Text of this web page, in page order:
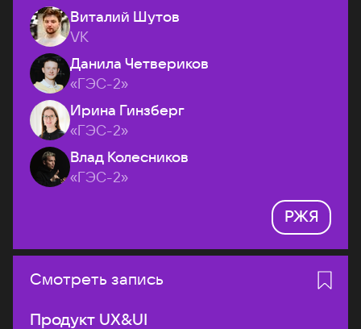
Виталий Шутов
VK
Данила Четвериков
«ГЭС-2»
Ирина Гинзберг
«ГЭС-2»
Влад Колесников
«ГЭС-2»
РЖЯ
Смотреть запись
Продукт UX&UI